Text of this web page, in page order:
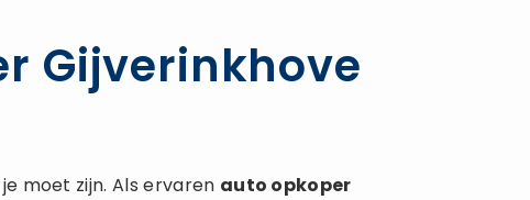
Gijverinkhove
moet zijn. Als ervaren auto opkoper